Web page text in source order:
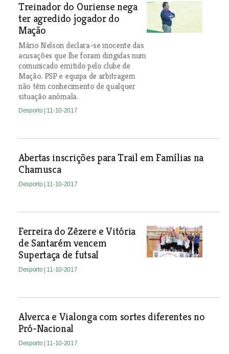
Treinador do Ouriense nega
ter agredido jogador do
Mação
Mário Nelson declara-se inocente das
acusações que lhe foram dirigidas num
comunicado emitido pelo clube de
Mação. PSP e equipa de arbitragem
não têm conhecimento de qualquer
situação anómala.
Desporto | 11-10-2017
Abertas inscrições para Trail em Famílias na
Chamusca
Desporto | 11-10-2017
Ferreira do Zêzere e Vitória
de Santarém vencem
Supertaça de futsal
Desporto | 11-10-2017
Alverca e Vialonga com sortes diferentes no
Pró-Nacional
Desporto | 11-10-2017